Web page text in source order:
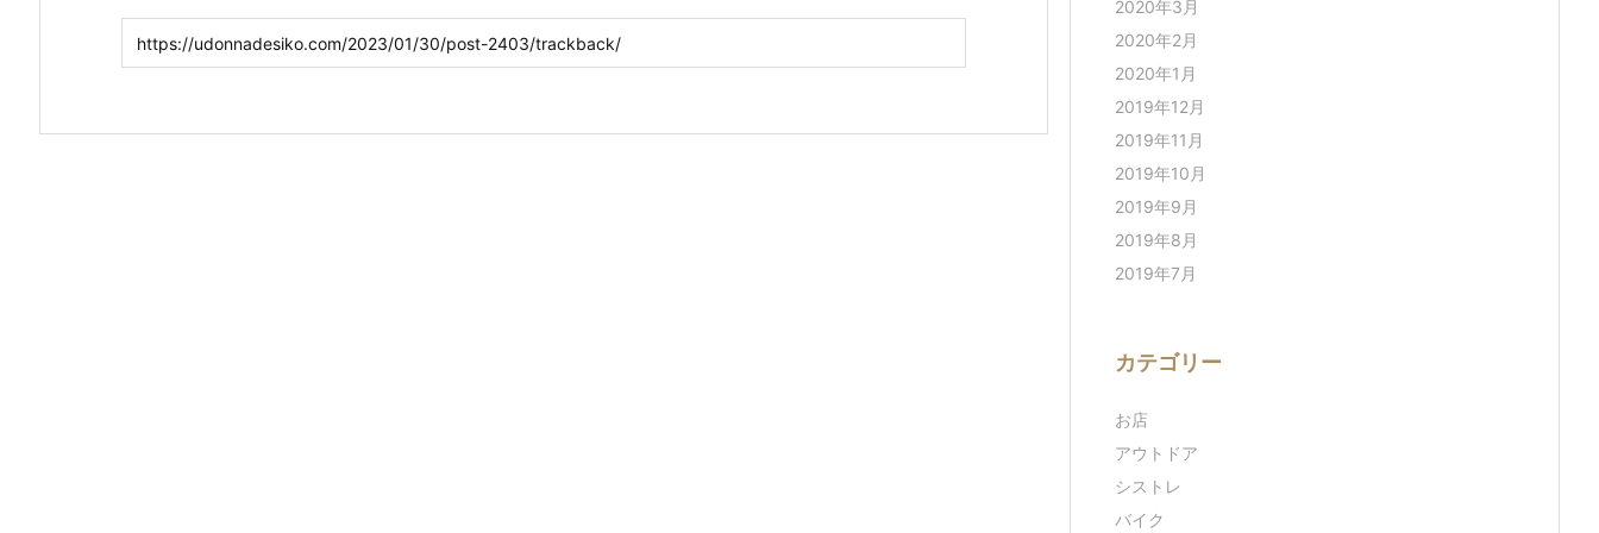
2020年3月
2020年2月
2020年1月
2019年12月
2019年11月
2019年10月
2019年9月
2019年8月
2019年7月
カテゴリー
お店
アウトドア
シストレ
バイク